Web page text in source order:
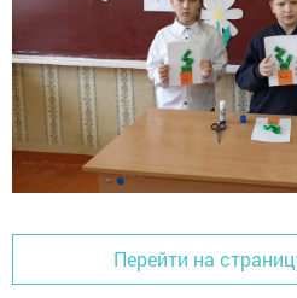
Перейти на